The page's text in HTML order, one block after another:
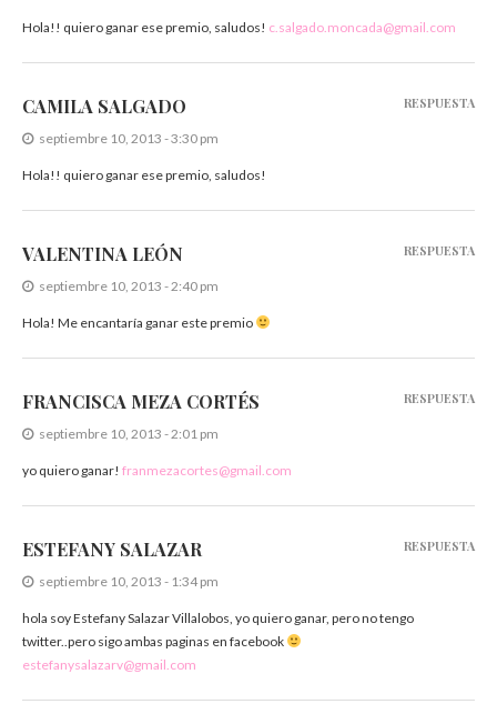
Hola!! quiero ganar ese premio, saludos! c.salgado.moncada@gmail.com
CAMILA SALGADO
septiembre 10, 2013 - 3:30 pm
Hola!! quiero ganar ese premio, saludos!
RESPUESTA
VALENTINA LEÓN
septiembre 10, 2013 - 2:40 pm
Hola! Me encantaría ganar este premio
RESPUESTA
FRANCISCA MEZA CORTÉS
septiembre 10, 2013 - 2:01 pm
yo quiero ganar! franmezacortes@gmail.com
RESPUESTA
ESTEFANY SALAZAR
septiembre 10, 2013 - 1:34 pm
hola soy Estefany Salazar Villalobos, yo quiero ganar, pero no tengo
twitter..pero sigo ambas paginas en facebook
estefanysalazarv@gmail.com
RESPUESTA